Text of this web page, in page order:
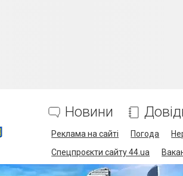
Новини
Реклама на сайті Погода
Спецпроєкти сайту 44.ua